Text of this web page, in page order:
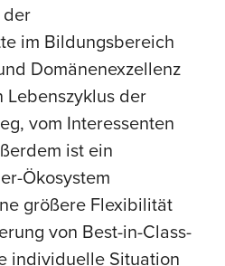
der
im Bildungsbereich
Domänenexzellenz
Lebenszyklus der
vom Interessenten
ist ein
Ökosystem
größere Flexibilität
von Best-in-Class-
individuelle Situation